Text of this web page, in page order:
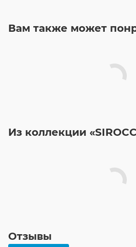
Вам также может
Из коллекции
Отзывы